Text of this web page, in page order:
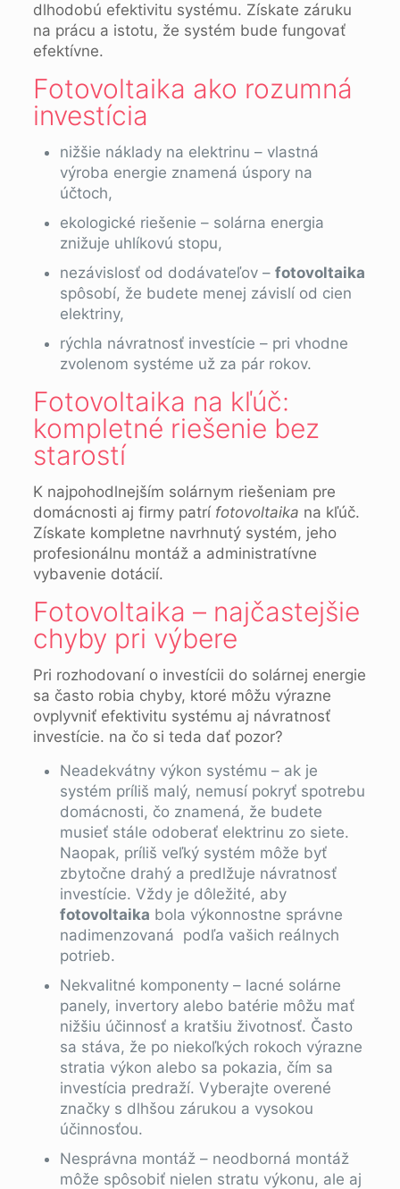
dlhodobú efektivitu systému. Získate záruku
na prácu a istotu, že systém bude fungovať
efektívne.
Fotovoltaika ako rozumná
investícia
nižšie náklady na elektrinu – vlastná
výroba energie znamená úspory na
účtoch,
ekologické riešenie – solárna energia
znižuje uhlíkovú stopu,
nezávislosť od dodávateľov – fotovoltaika
spôsobí, že budete menej závislí od cien
elektriny,
rýchla návratnosť investície – pri vhodne
zvolenom systéme už za pár rokov.
Fotovoltaika na kľúč:
kompletné riešenie bez
starostí
K najpohodlnejším solárnym riešeniam pre
domácnosti aj firmy patrí fotovoltaika na kľúč.
Získate kompletne navrhnutý systém, jeho
profesionálnu montáž a administratívne
vybavenie dotácií.
Fotovoltaika – najčastejšie
chyby pri výbere
Pri rozhodovaní o investícii do solárnej energie
sa často robia chyby, ktoré môžu výrazne
ovplyvniť efektivitu systému aj návratnosť
investície. na čo si teda dať pozor?
Neadekvátny výkon systému – ak je
systém príliš malý, nemusí pokryť spotrebu
domácnosti, čo znamená, že budete
musieť stále odoberať elektrinu zo siete.
Naopak, príliš veľký systém môže byť
zbytočne drahý a predlžuje návratnosť
investície. Vždy je dôležité, aby
fotovoltaika bola výkonnostne správne
nadimenzovaná podľa vašich reálnych
potrieb.
Nekvalitné komponenty – lacné solárne
panely, invertory alebo batérie môžu mať
nižšiu účinnosť a kratšiu životnosť. Často
sa stáva, že po niekoľkých rokoch výrazne
stratia výkon alebo sa pokazia, čím sa
investícia predraží. Vyberajte overené
značky s dlhšou zárukou a vysokou
účinnosťou.
Nesprávna montáž – neodborná montáž
môže spôsobiť nielen stratu výkonu, ale aj